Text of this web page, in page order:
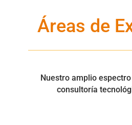
Áreas de
Nuestro amplio
consultoría